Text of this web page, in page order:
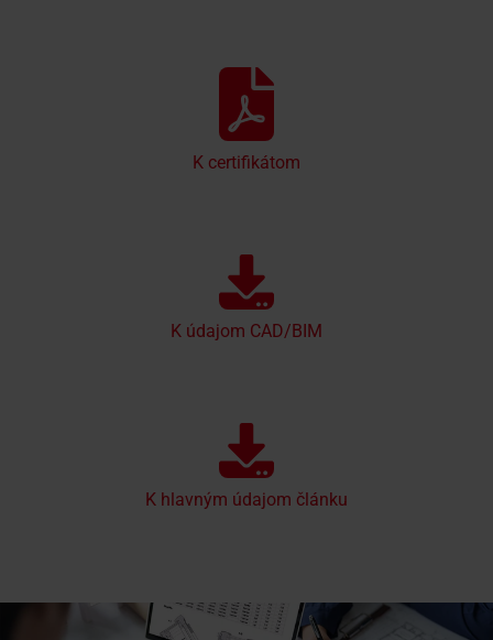
K certifikátom
K údajom CAD/BIM
K hlavným údajom článku